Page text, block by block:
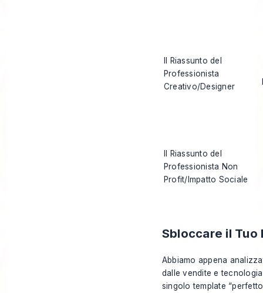
Il Riassunto del
Professionista
Creativo/Designer
Il Riassunto del
Professionista Non
Profit/Impatto Sociale
Sbloccare il Tuo
Abbiamo appena
dalle vendite e
singolo template